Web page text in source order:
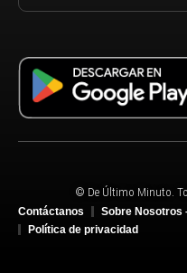
© De Último Minuto.
Contáctanos
Sobre Nosotros
Política de privacidad